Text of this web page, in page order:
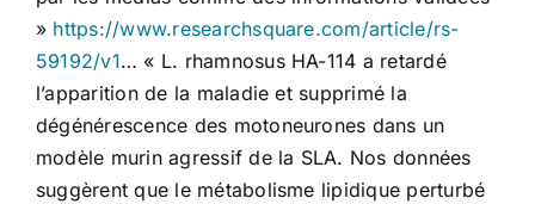
» https://www.researchsquare.com/article/rs-
59192/v1… « L. rhamnosus HA-114 a retardé
l’apparition de la maladie et supprimé la
dégénérescence des motoneurones dans un
modèle murin agressif de la SLA. Nos données
suggèrent que le métabolisme lipidique perturbé